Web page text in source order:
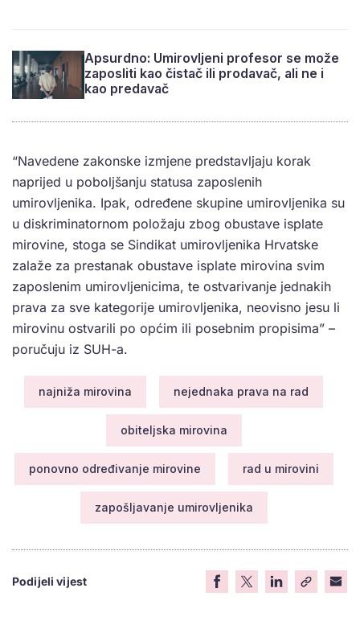
Apsurdno: Umirovljeni profesor se može
zaposliti kao čistač ili prodavač, ali ne i
kao predavač
“Navedene zakonske izmjene pred­stavljaju korak
naprijed u poboljšanju statusa zaposlenih
umirovljenika. Ipak, određene skupine umirovljenika su
u diskriminatornom položaju zbog obu­stave isplate
mirovine, stoga se Sindikat umirovljenika Hrvatske
zalaže za pre­stanak obustave isplate mirovina svim
zaposlenim umirovljenicima, te ostva­rivanje jednakih
prava za sve kategorije umirovljenika, neovisno jesu li
mirovinu ostvarili po općim ili posebnim propisi­ma” –
poručuju iz SUH-a.
najniža mirovina nejednaka prava na rad
obiteljska mirovina
ponovno određivanje mirovine rad u mirovini
zapošljavanje umirovljenika
Podijeli vijest